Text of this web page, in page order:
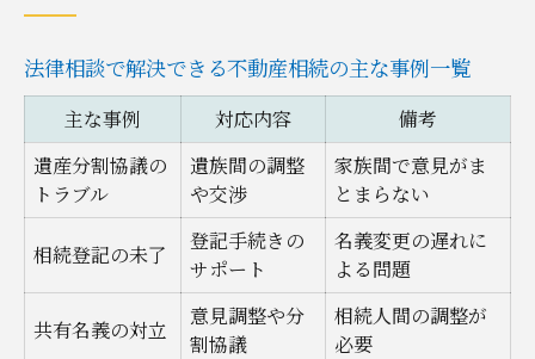
法律相談で解決できる不動産相続の主な事例一覧
主な事例 対応内容
備考
遺産分割協議の
トラブル
遺族間の調整
や交渉
家族間で意見がま
とまらない
相続登記の未了
登記手続きの
サポート
名義変更の遅れに
よる問題
共有名義の対立
意見調整や分
割協議
相続人間の調整が
必要